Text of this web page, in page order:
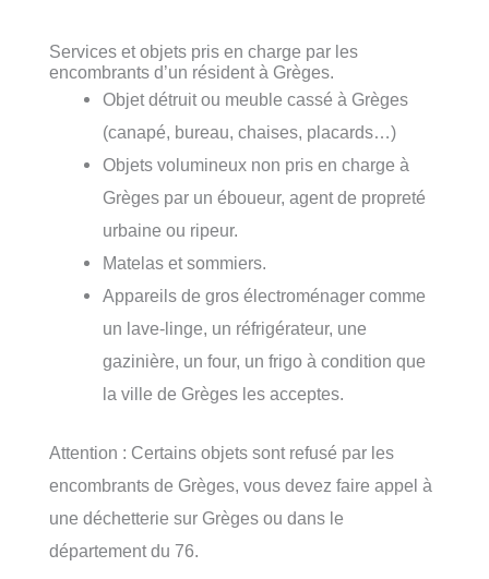
Services et objets pris en charge par les
encombrants d’un résident à Grèges.
Objet détruit ou meuble cassé à Grèges
(canapé, bureau, chaises, placards…)
Objets volumineux non pris en charge à
Grèges par un éboueur, agent de propreté
urbaine ou ripeur.
Matelas et sommiers.
Appareils de gros électroménager comme
un lave-linge, un réfrigérateur, une
gazinière, un four, un frigo à condition que
la ville de Grèges les acceptes.
Attention : Certains objets sont refusé par les
encombrants de Grèges, vous devez faire appel à
une déchetterie sur Grèges ou dans le
département du 76.